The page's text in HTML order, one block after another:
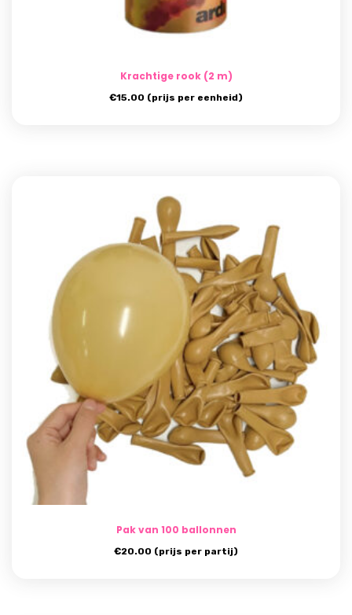
Krachtige rook (2 m)
€15.00 (prijs per eenheid)
Pak van 100 ballonnen
€20.00 (prijs per partij)